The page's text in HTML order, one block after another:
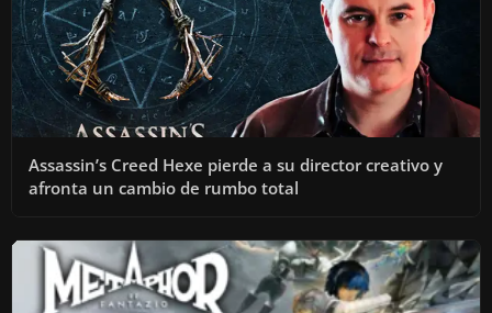
Assassin’s Creed Hexe pierde a su director creativo y
afronta un cambio de rumbo total